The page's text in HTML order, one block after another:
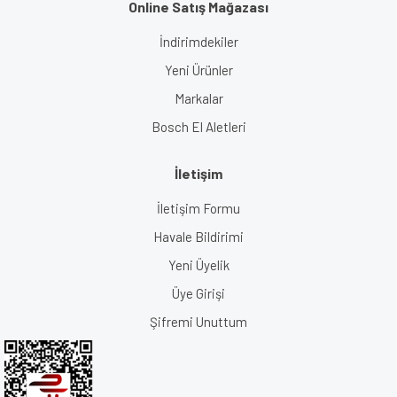
Online Satış Mağazası
İndirimdekiler
Yeni Ürünler
Markalar
Bosch El Aletleri
İletişim
İletişim Formu
Havale Bildirimi
Yeni Üyelik
Üye Girişi
Şifremi Unuttum